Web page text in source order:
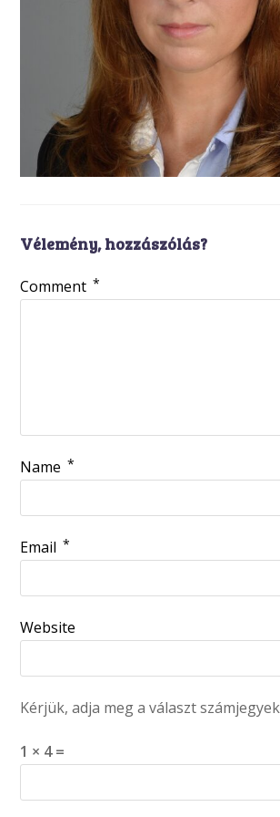
Vélemény, hozzászólás?
Comment *
Name *
Email *
Website
Kérjük, adja meg a választ
1 × 4 =